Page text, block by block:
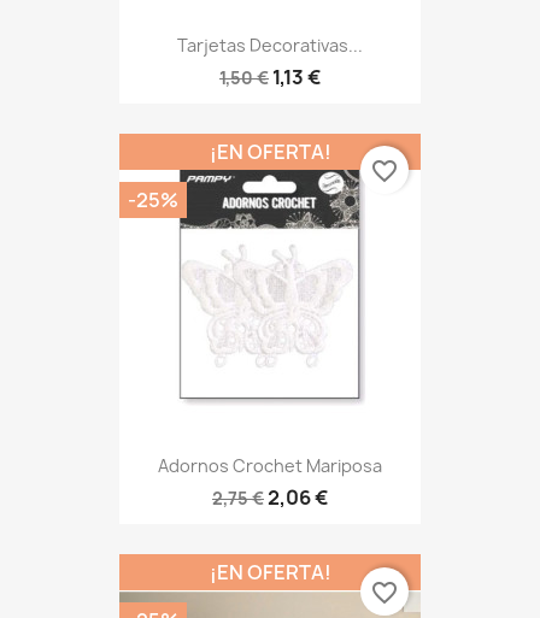
Tarjetas Decorativas...
1,50 € 1,13 €
Adornos Crochet Mariposa
2,75 €2,06 €
¡EN OFERTA!
-25%
favorite_border
¡EN OFERTA!
favorite_border